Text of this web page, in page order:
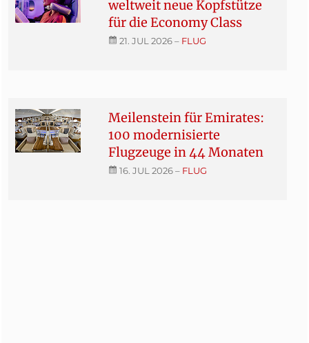
weltweit neue Kopfstütze
für die Economy Class
21. JUL 2026– FLUG
Meilenstein für Emirates:
100 modernisierte
Flugzeuge in 44 Monaten
16. JUL 2026– FLUG